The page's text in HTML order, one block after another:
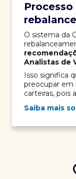
O sistema da
Analistas de
Isso significa
preocupar em
carteiras, pois
Saiba mais